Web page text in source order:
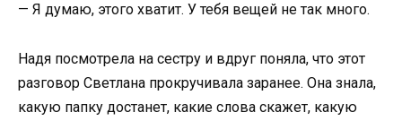
— Я думаю, этого хватит. У тебя вещей не так много.
Надя посмотрела на сестру и вдруг поняла, что этот
разговор Светлана прокручивала заранее. Она знала,
какую папку достанет, какие слова скажет, какую